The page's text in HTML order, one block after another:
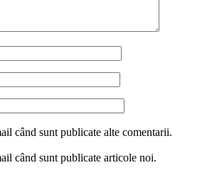
când sunt publicate alte comentarii.
când sunt publicate articole noi.